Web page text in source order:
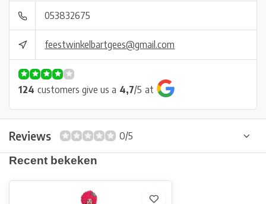
053832675
feestwinkelbartgees@gmail.com
124 customers give us a 4,7/5 at
Reviews
0/5
Recent bekeken